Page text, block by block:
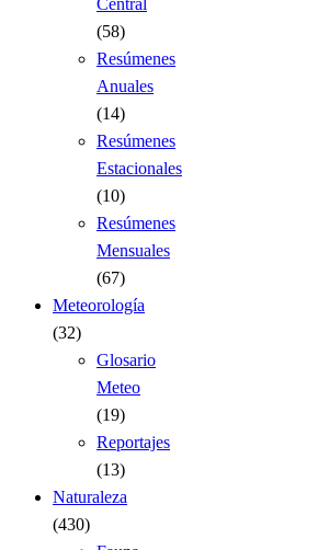
Central
(58)
Resúmenes
Anuales
(14)
Resúmenes
Estacionales
(10)
Resúmenes
Mensuales
(67)
Meteorología
(32)
Glosario
Meteo
(19)
Reportajes
(13)
Naturaleza
(430)